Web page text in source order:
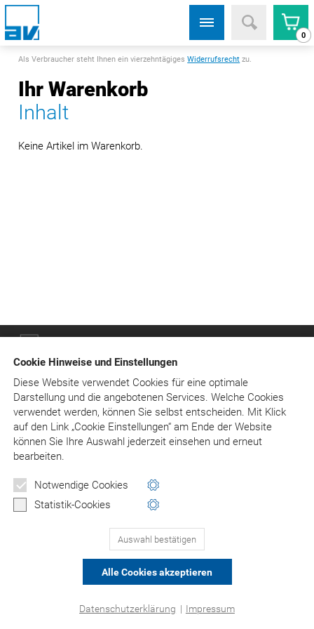
Cookie Hinweise und Einstellungen
Diese Website verwendet Cookies für eine optimale
Darstellung und die angebotenen Services. Welche Cookies
verwendet werden, können Sie selbst entscheiden. Mit Klick
aufden Link „Cookie Einstellungen“ am Ende der Website
können Sie Ihre Auswahl jederzeit einsehen und erneut
bearbeiten.
Notwendige Cookies
Statistik-Cookies
Auswahl bestätigen
Alle Cookies akzeptieren
Datenschutzerklärung | Impressum
0
Als Verbraucher steht Ihnen ein vierzehntägigesWiderrufsrecht zu.
Ihr Warenkorb
Inhalt
Keine Artikel im Warenkorb.